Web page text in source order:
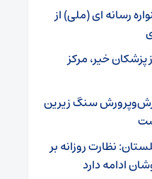
رسانه ای (ملی) از
پزشکان خیر، مرکز
سنگ زیرین
نظارت روزانه بر
ادامه دارد